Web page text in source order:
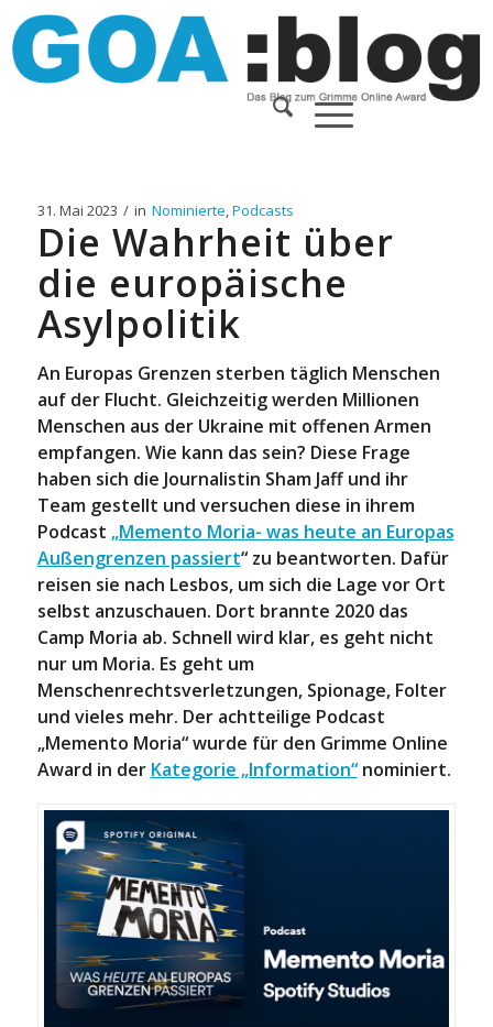
31. Mai 2023 / in Nominierte,Podcasts
Die Wahrheit über
die europäische
Asylpolitik
An Europas Grenzen sterben täglich Menschen
auf der Flucht. Gleichzeitig werden Millionen
Menschen aus der Ukraine mit offenen Armen
empfangen. Wie kann das sein? Diese Frage
haben sich die Journalistin Sham Jaff und ihr
Team gestellt und versuchen diese in ihrem
Podcast „Memento Moria- was heute an Europas
Außengrenzen passiert“ zu beantworten. Dafür
reisen sie nach Lesbos, um sich die Lage vor Ort
selbst anzuschauen. Dort brannte 2020 das
Camp Moria ab. Schnell wird klar, es geht nicht
nur um Moria. Es geht um
Menschenrechtsverletzungen, Spionage, Folter
und vieles mehr. Der achtteilige Podcast
„Memento Moria“ wurde für den Grimme Online
Award in der Kategorie „Information“nominiert.